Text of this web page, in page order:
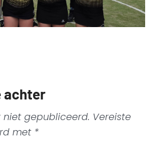
achter
gepubliceerd. Vereiste
met *